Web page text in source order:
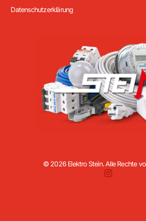
Datenschutzerklärung
© 2026 Elektro Stein. Alle Rechte